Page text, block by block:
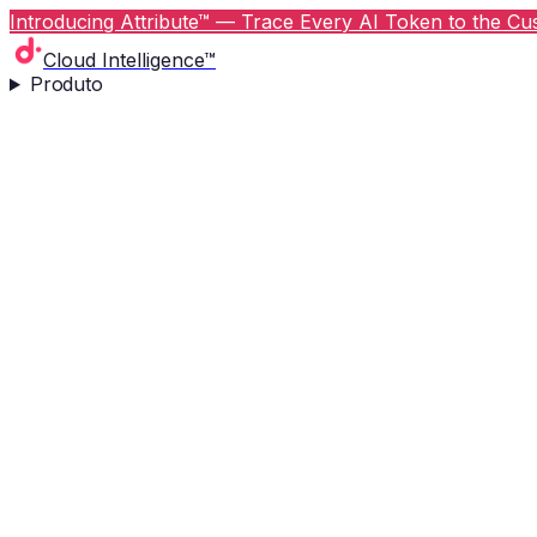
Introducing Attribute™ — Trace Every AI Token to the
Cloud Intelligence™
Produto